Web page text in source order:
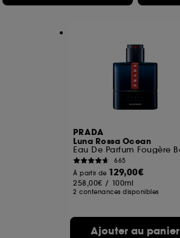
PRADA
Luna Rossa Ocean
665
À partir de 129,00€
258,00€ / 100ml
2 contenances disponibles
Ajouter au panier